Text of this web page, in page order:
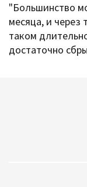
"Большинство
месяца, и через
таком
достаточно